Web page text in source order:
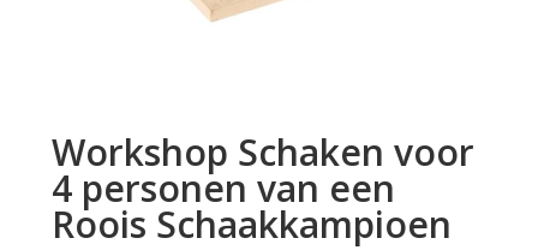
Workshop Schaken voor
4 personen van een
Roois Schaakkampioen